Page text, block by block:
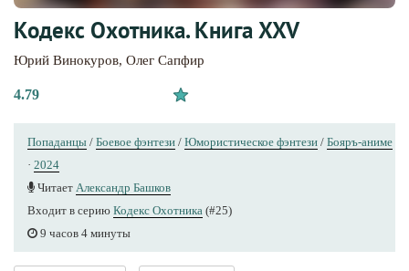
Кодекс Охотника. Книга XXV
Юрий Винокуров, Олег Сапфир
4.79
Попаданцы / Боевое фэнтези / Юмористическое фэнтези / Бояръ-аниме
· 2024
Читает Александр Башков
Входит в серию Кодекс Охотника (#25)
9 часов 4 минуты